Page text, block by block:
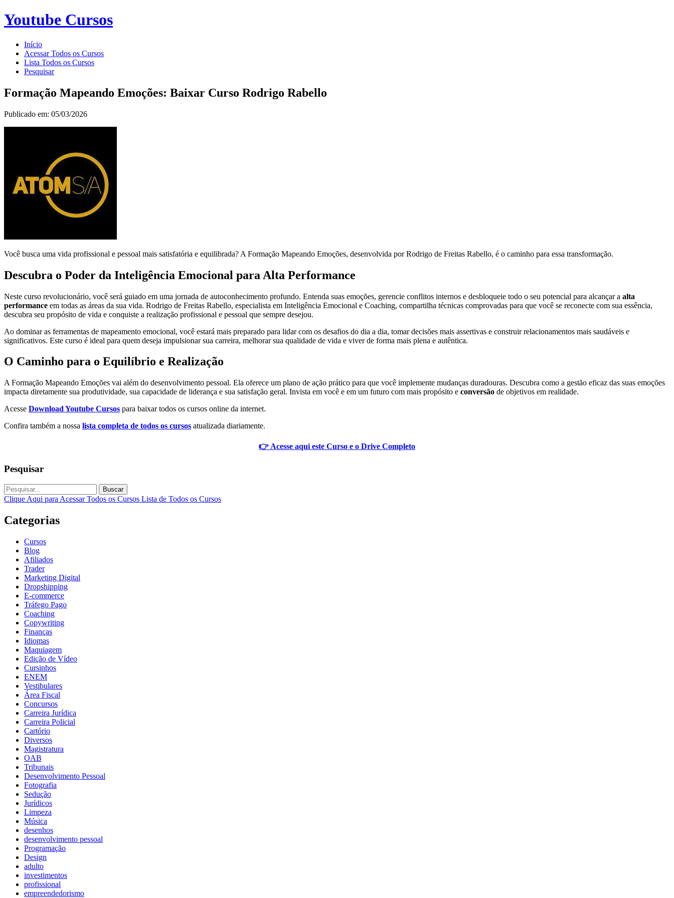
Youtube Cursos
Início
Acessar Todos os Cursos
Lista Todos os Cursos
Pesquisar
Formação Mapeando Emoções: Baixar Curso Rodrigo Rabello
Publicado em: 05/03/2026
Você busca uma vida profissional e pessoal mais satisfatória e equilibrada? A Formação Mapeando Emoções, desenvolvida por Rodrigo de Freitas Rabello, é o caminho para essa transformação.
Descubra o Poder da Inteligência Emocional para Alta Performance
Neste curso revolucionário, você será guiado em uma jornada de autoconhecimento profundo. Entenda suas emoções, gerencie conflitos internos e desbloqueie todo o seu potencial para alcançar a alta
performance em todas as áreas da sua vida. Rodrigo de Freitas Rabello, especialista em Inteligência Emocional e Coaching, compartilha técnicas comprovadas para que você se reconecte com sua essência,
descubra seu propósito de vida e conquiste a realização profissional e pessoal que sempre desejou.
Ao dominar as ferramentas de mapeamento emocional, você estará mais preparado para lidar com os desafios do dia a dia, tomar decisões mais assertivas e construir relacionamentos mais saudáveis e
significativos. Este curso é ideal para quem deseja impulsionar sua carreira, melhorar sua qualidade de vida e viver de forma mais plena e autêntica.
O Caminho para o Equilíbrio e Realização
A Formação Mapeando Emoções vai além do desenvolvimento pessoal. Ela oferece um plano de ação prático para que você implemente mudanças duradouras. Descubra como a gestão eficaz das suas emoções
impacta diretamente sua produtividade, sua capacidade de liderança e sua satisfação geral. Invista em você e em um futuro com mais propósito e conversão de objetivos em realidade.
Acesse Download Youtube Cursos para baixar todos os cursos online da internet.
Confira também a nossa lista completa de todos os cursos atualizada diariamente.
👉 Acesse aqui este Curso e o Drive Completo
Pesquisar
Buscar
Clique Aqui para Acessar Todos os Cursos Lista de Todos os Cursos
Categorias
Cursos
Blog
Afiliados
Trader
Marketing Digital
Dropshipping
E-commerce
Tráfego Pago
Coaching
Copywriting
Finanças
Idiomas
Maquiagem
Edição de Vídeo
Cursinhos
ENEM
Vestibulares
Área Fiscal
Concursos
Carreira Jurídica
Carreira Policial
Cartório
Diversos
Magistratura
OAB
Tribunais
Desenvolvimento Pessoal
Fotografia
Sedução
Jurídicos
Limpeza
Música
desenhos
desenvolvimento pessoal
Programação
Design
adulto
investimentos
profissional
empreendedorismo